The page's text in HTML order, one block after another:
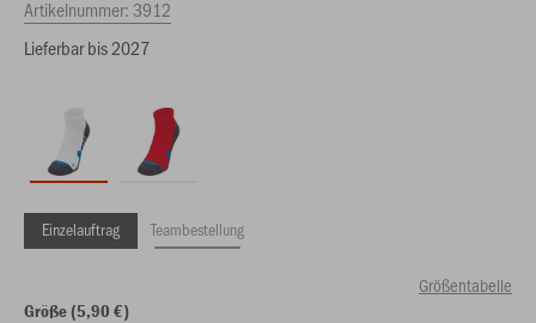
Artikelnummer:3912
Lieferbar bis 2027
Einzelauftrag Teambestellung
Größentabelle
Größe (5,90 €)